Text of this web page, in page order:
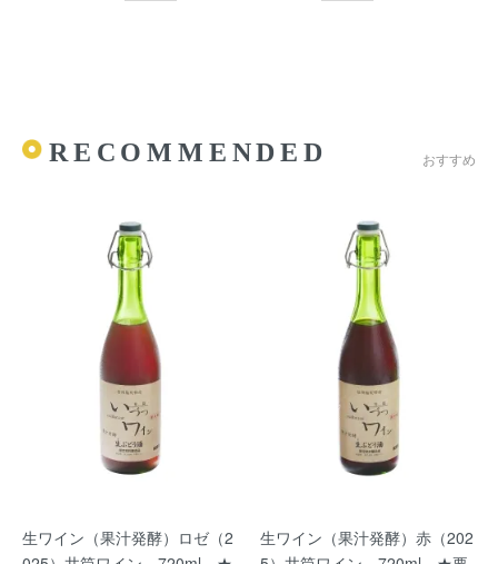
RECOMMENDED おすすめ
生ワイン（果汁発酵）ロゼ（2
生ワイン（果汁発酵）赤（202